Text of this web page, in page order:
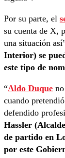
Por su parte, el
su cuenta de X,
una situación
Interior) se
este tipo de
“Aldo Duque
cuando
defendido
Hassler
de partido en
por este